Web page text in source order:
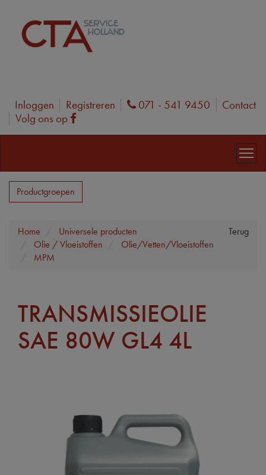
Inloggen Registreren Phone
071 - 541 9450
Contact
Volg ons op
Facebook
Productgroepen
Terug
Home
Universele producten
Olie / Vloeistoffen
Olie/Vetten/Vloeistoffen
MPM
TRANSMISSIEOLIE
SAE 80W GL4 4L